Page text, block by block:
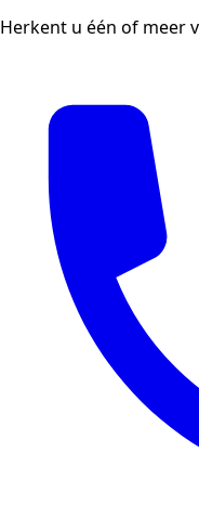
Herkent u één of meer